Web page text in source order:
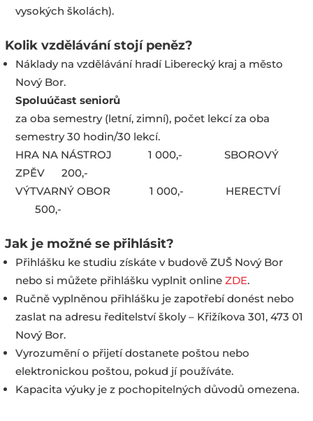
vysokých školách).
Kolik vzdělávání stojí peněz?
Náklady na vzdělávání hradí Liberecký kraj a město
Nový Bor.
Spoluúčast seniorů
za oba semestry (letní, zimní), počet lekcí za oba
semestry 30 hodin/30 lekcí.
HRA NA NÁSTROJ 1 000,- SBOROVÝ
ZPĚV 200,-
VÝTVARNÝ OBOR 1 000,- HERECTVÍ
500,-
Jak je možné se přihlásit?
Přihlášku ke studiu získáte v budově ZUŠ Nový Bor
nebo si můžete přihlášku vyplnit online ZDE.
Ručně vyplněnou přihlášku je zapotřebí donést nebo
zaslat na adresu ředitelství školy – Křižíkova 301, 473 01
Nový Bor.
Vyrozumění o přijetí dostanete poštou nebo
elektronickou poštou, pokud jí používáte.
Kapacita výuky je z pochopitelných důvodů omezena.